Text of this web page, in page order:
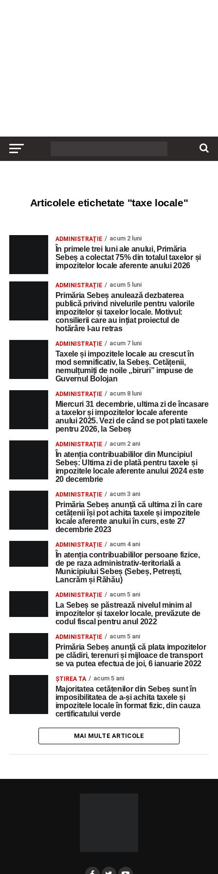
Articolele etichetate "taxe locale"
ADMINISTRAȚIE acum 2 luni
În primele trei luni ale anului, Primăria
Sebeș a colectat 75% din totalul taxelor și
impozitelor locale aferente anului 2026
ADMINISTRAȚIE acum 5 luni
Primăria Sebeș anulează dezbaterea
publică privind nivelurile pentru valorile
impozitelor și taxelor locale. Motivul:
consilierii care au ințiat proiectul de
hotărâre l-au retras
ADMINISTRAȚIE acum 7 luni
Taxele și impozitele locale au crescut în
mod semnificativ, la Sebeș. Cetățenii,
nemulțumiți de noile „biruri” impuse de
Guvernul Bolojan
ADMINISTRAȚIE acum 8 luni
Miercuri 31 decembrie, ultima zi de încasare
a taxelor și impozitelor locale aferente
anului 2025. Vezi de când se pot plati taxele
pentru 2026, la Sebeș
ADMINISTRAȚIE acum 2 ani
În atenția contribuabililor din Muncipiul
Sebeș: Ultima zi de plată pentru taxele și
impozitele locale aferente anului 2024 este
20 decembrie
ADMINISTRAȚIE acum 3 ani
Primăria Sebeș anunță că ultima zi în care
cetățenii își pot achita taxele și impozitele
locale aferente anului în curs, este 27
decembrie 2023
ADMINISTRAȚIE acum 4 ani
În atenția contribuabililor persoane fizice,
de pe raza administrativ-teritorială a
Municipiului Sebeș (Sebeș, Petrești,
Lancrăm și Răhău)
ADMINISTRAȚIE acum 5 ani
La Sebeș se păstrează nivelul minim al
impozitelor și taxelor locale, prevăzute de
codul fiscal pentru anul 2022
ADMINISTRAȚIE acum 5 ani
Primăria Sebeș anunță că plata impozitelor
pe clădiri, terenuri și mijloace de transport
se va putea efectua de joi, 6 ianuarie 2022
ŞTIREA TA acum 5 ani
Majoritatea cetățenilor din Sebeș sunt în
imposibilitatea de a-și achita taxele și
impozitele locale în format fizic, din cauza
certificatului verde
MAI MULTE ARTICOLE